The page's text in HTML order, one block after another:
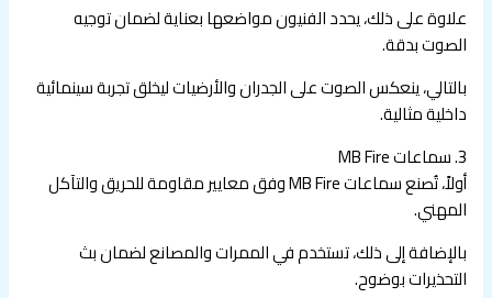
علاوة على ذلك، يحدد الفنيون مواضعها بعناية لضمان توجيه
الصوت بدقة.
بالتالي، ينعكس الصوت على الجدران والأرضيات ليخلق تجربة سينمائية
داخلية مثالية.
3. سماعات MB Fire
أولاً، تُصنع سماعات MB Fire وفق معايير مقاومة للحريق والتآكل
المهني.
بالإضافة إلى ذلك، تستخدم في الممرات والمصانع لضمان بث
التحذيرات بوضوح.